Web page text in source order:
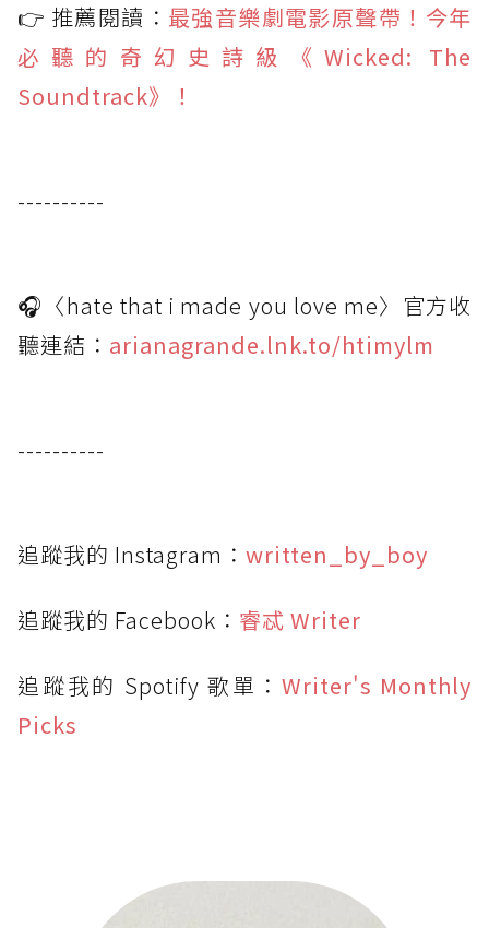
👉 推薦閱讀： 最強音樂劇電影原聲帶！今年
必聽的奇幻史詩級《Wicked: The
Soundtrack》！
----------
🎧〈hate that i made you love me〉官方收
聽連結： arianagrande.lnk.to/htimylm
----------
追蹤我的 Instagram： written_by_boy
追蹤我的 Facebook： 睿忒 Writer
追蹤我的 Spotify 歌單：Writer's Monthly
Picks